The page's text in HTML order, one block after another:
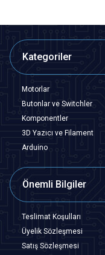
Kategoriler
Motorlar
Butonlar ve Switchler
Komponentler
3D Yazıcı ve Filament
Arduino
Önemli Bilgiler
Teslimat Koşulları
Üyelik Sözleşmesi
Satış Sözleşmesi